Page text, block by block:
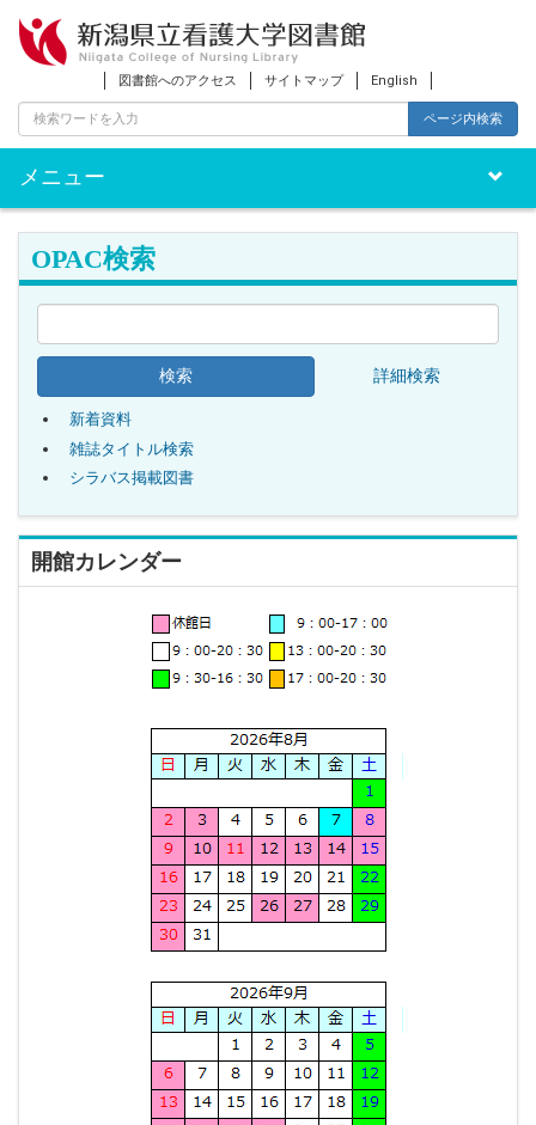
図書館へのアクセス サイトマップ English
ページ内検索
Toggle
メニュー
OPAC検索
詳細検索
新着資料
雑誌タイトル検索
シラバス掲載図書
開館カレンダー